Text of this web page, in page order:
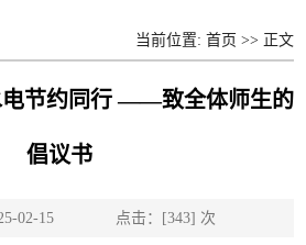
当前位置: 首页 >> 正文
电节约同行 ——致全体师生的
倡议书
02-15 点击：[343] 次